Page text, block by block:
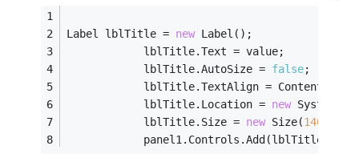
Label lblTitle = new Label();
            lblTitle.Text = value;
            lblTitle.AutoSize =
false;
lblTitle.TextAlign =
            lblTitle.Location =
new
            lblTitle.Size =
new Size(140
            panel1.Controls.Add(lblTitle);